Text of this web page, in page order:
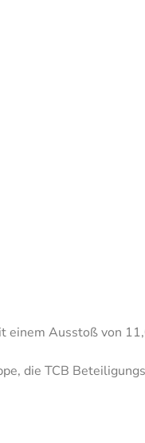
einem Ausstoß von
die TCB